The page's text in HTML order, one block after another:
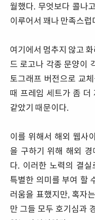
월했다. 무엇보다 콜나
이루어서 꽤나 만족스럽
여기에서 멈추지 않고
드 로고나 각종 문양이
토그래프 버전으로 교
때 프레임 세트가 좀 더
같았기 때문이다.
이를 위해서 해외 웹사
을 구하기 위해 해외
다. 이러한 노력의 결
특별한 의미를 부여 할
러움을 표했지만, 혹자
만 그들 모두 호기심과